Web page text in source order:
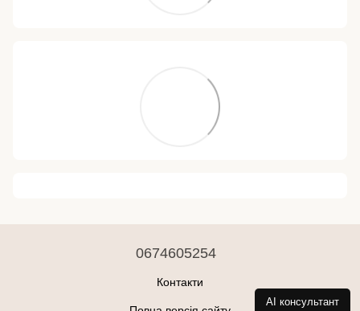
0674605254
Контакти
AI консультант